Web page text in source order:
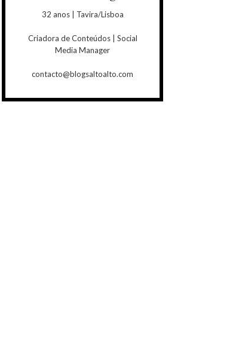
32 anos | Tavira/Lisboa
Criadora de Conteúdos | Social
Media Manager
contacto@blogsaltoalto.com